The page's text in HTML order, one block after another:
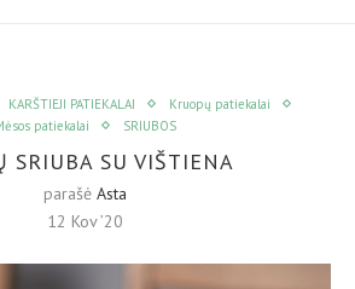
KARŠTIEJI PATIEKALAI
Kruopų patiekalai
patiekalai
SRIUBOS
SRIUBA SU VIŠTIENA
parašė Asta
12 Kov ’20